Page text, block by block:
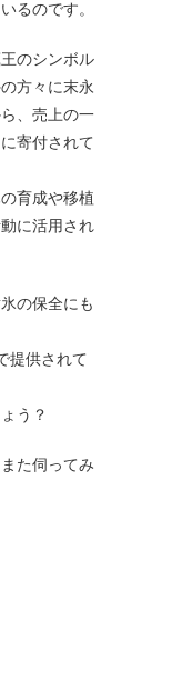
るのです。
のシンボル
方々に末永
、売上の一
寄付されて
育成や移植
に活用され
の保全にも
提供されて
う？
た伺ってみ